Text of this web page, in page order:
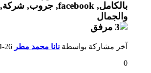
آخر مشاركة بواسطة نانا محمد مطر
0